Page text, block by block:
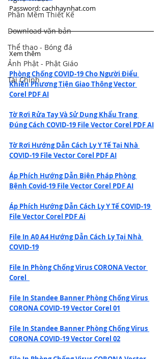
Phần Mềm Thiết Kế
Download văn bản
Thể thao - Bóng đá
Ảnh Phật - Phật Giáo
Tài Chính
Password: cachhaynhat.com
Xem thêm
Phòng Chống COVID-19 Cho Người Điểu
Khiển Phương Tiện Giao Thông Vector
Corel PDF AI
Tờ Rơi Rửa Tay Và Sử Dụng Khẩu Trang
Đúng Cách COVID-19 File Vector Corel PDF AI
Tờ Rơi Hướng Dẫn Cách Ly Y Tế Tại Nhà
COVID-19 File Vector Corel PDF AI
Áp Phích Hướng Dẫn Biện Pháp Phòng
Bệnh Covid-19 File Vector Corel PDF AI
Áp Phích Hướng Dẫn Cách Ly Y Tế COVID-19
File Vector Corel PDF Ai
File In A0 A4 Hướng Dẫn Cách Ly Tại Nhà
COVID-19
File In Phòng Chống Virus CORONA Vector
Corel
File In Standee Banner Phòng Chống Virus
CORONA COVID-19 Vector Corel 01
File In Standee Banner Phòng Chống Virus
CORONA COVID-19 Vector Corel 02